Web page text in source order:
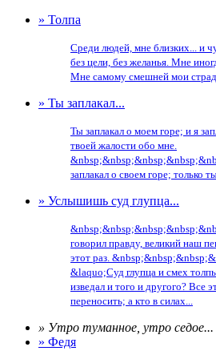
» Толпа
Среди людей, мне близких... и
без цели, без желанья. Мне
Мне самому смешней мои
» Ты заплакал...
Ты заплакал о моем горе; и я
твоей жалости обо мне.
заплакал о своем горе; только
» Услышишь суд глупца...
говорил правду, великий наш
этот раз.
&laquo;Суд глупца и смех
изведал и того и другого?
переносить; а кто в силах...
» Утро туманное, утро седое...
» Федя